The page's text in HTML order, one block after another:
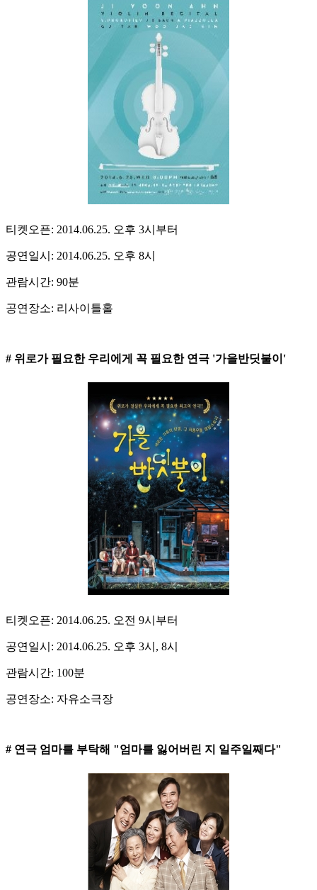
티켓오픈: 2014.06.25. 오후 3시부터
공연일시: 2014.06.25. 오후 8시
관람시간: 90분
공연장소: 리사이틀홀
# 위로가 필요한 우리에게 꼭 필요한 연극 '가을반딧불이'
티켓오픈: 2014.06.25. 오전 9시부터
공연일시: 2014.06.25. 오후 3시, 8시
관람시간: 100분
공연장소: 자유소극장
# 연극 엄마를 부탁해 "엄마를 잃어버린 지 일주일째다"